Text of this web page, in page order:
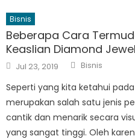
Bisnis
Beberapa Cara
Keaslian Diamond
Posted
on
Jul 23, 2019 Author
Bisnis
Seperti yang kita ketahui
merupakan salah satu jenis
cantik dan menarik secara
yang sangat tinggi. Oleh